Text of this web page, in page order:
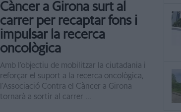
Càncer a Girona surt al
carrer per recaptar fons i
impulsar la recerca
oncològica
Amb l’objectiu de mobilitzar la ciutadania i
reforçar el suport a la recerca oncològica,
l’Associació Contra el Càncer a Girona
tornarà a sortir al carrer ...